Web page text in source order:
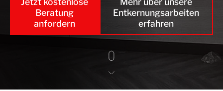
Beratung
anfordern
Entkernungsarbeiten
erfahren